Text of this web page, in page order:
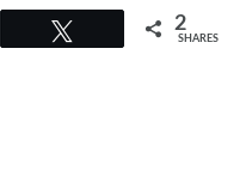
2
SHARES